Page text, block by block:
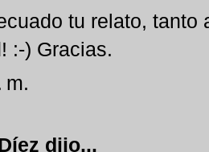
tu relato, tanto
:-) Gracias.
m.
dijo...